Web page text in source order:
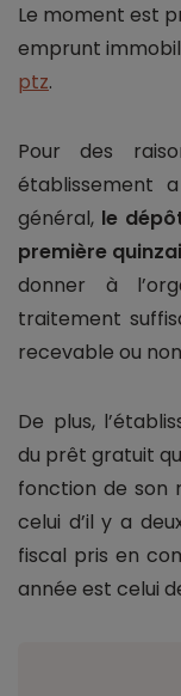
Le moment est
emprunt
ptz.
Pour des
établissement
général, le
première
donner à
traitement
recevable ou
De plus,
du prêt gratuit
fonction de son
celui d’il y a
fiscal pris en
année est celui